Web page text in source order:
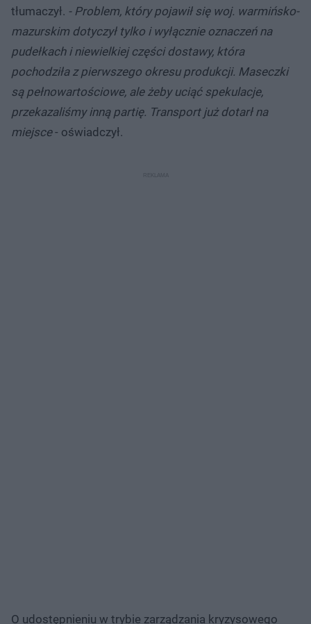
tłumaczył. - Problem, który pojawił się woj. warmińsko-
mazurskim dotyczył tylko i wyłącznie oznaczeń na
pudełkach i niewielkiej części dostawy, która
pochodziła z pierwszego okresu produkcji. Maseczki
są pełnowartościowe, ale żeby uciąć spekulacje,
przekazaliśmy inną partię. Transport już dotarł na
miejsce- oświadczył.
O udostępnieniu w trybie zarządzania kryzysowego